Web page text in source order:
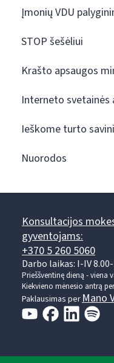
Įmonių VDU
STOP šešėliui
Krašto apsaugos
Interneto
Ieškome turto
Nuorodos
Konsultacijos
gyventojams:
+370 5 260 5060
Darbo laikas: I-IV
Prieššventinę dieną - viena
Kiekvieno mėnesio antrą
Paklausimas per Mano